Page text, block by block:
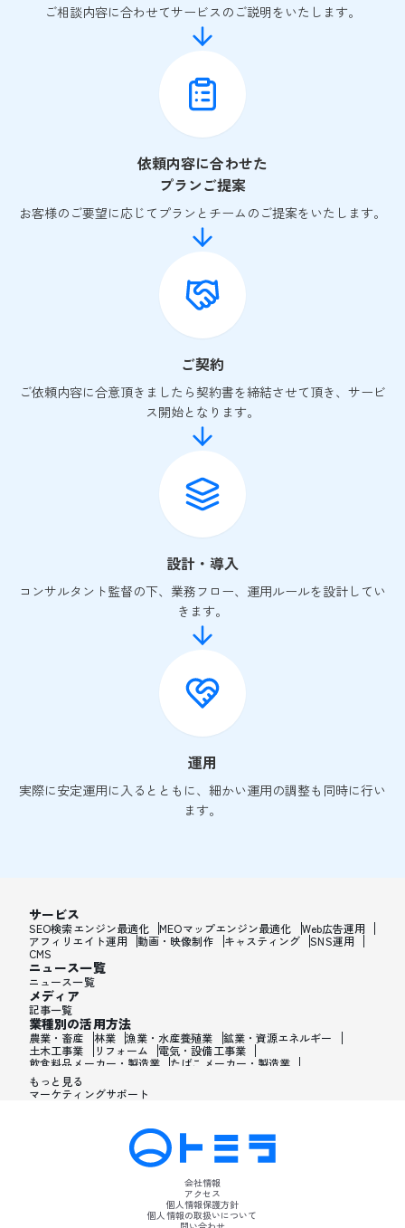
ご相談内容に合わせてサービスのご説明をいたします。
依頼内容に合わせた
プランご提案
お客様のご要望に応じてプランとチームのご提案をいたします。
ご契約
ご依頼内容に合意頂きましたら契約書を締結させて頂き、サービ
ス開始となります。
設計・導入
コンサルタント監督の下、業務フロー、運用ルールを設計してい
きます。
運用
実際に安定運用に入るとともに、細かい運用の調整も同時に行い
ます。
サービス
SEO検索エンジン最適化 MEOマップエンジン最適化
Web広告運用
アフィリエイト運用
動画・映像制作 キャスティング
SNS運用
CMS
ニュース一覧
ニュース一覧
メディア
記事一覧
業種別の活用方法
農業・畜産 林業 漁業・水産養殖業
鉱業・資源エネルギー
土木工事業
リフォーム
電気・設備工事業
飲食料品メーカー・製造業
たばこメーカー・製造業
飼料・ペットフードメーカー・製造業
木材・建材メーカー・製造業
家具・オフィス用品メーカー・製造業
印刷・製本・印刷加工メーカー・製造業
医薬品メーカー・製造業
化粧品メーカー・製造業
香水メーカー・製造業
シャンプー・リンスメーカー・製造業
ワックス・整髪料・薄毛薬メーカー・製造業
歯磨き粉・日焼け止め・髭剃り用化粧品メーカー・製造業
石油・ゴム・プラスチックメーカー・製造業
皮革製造・皮革品メーカー・製造業
ガラス・炭素・コンクリート・陶磁器メーカー・製造業
もっと見る
マーケティングサポート
会社情報
アクセス
個人情報保護方針
個人情報の取扱いについて